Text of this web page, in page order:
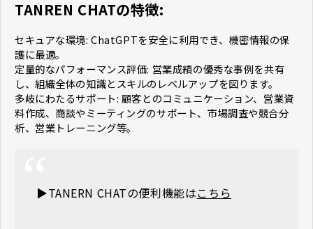
TANREN CHATの特徴:
セキュアな環境: ChatGPTを安全に利用でき、機密情報の保
護に最適。
定量的なパフォーマンス評価: 営業成績の優秀な事例を共有
し、組織全体の知識とスキルのレベルアップを図ります。
多岐にわたるサポート: 顧客とのコミュニケーション、営業資
料作成、商談やミーティングのサポート、市場調査や競合分
析、営業トレーニング等。
▶️TANERN CHATの便利機能はこちら